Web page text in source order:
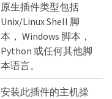
原生插件类型包括
Unix/Linux Shell 脚
本， Windows 脚本，
Python 或任何其他脚
本语言。
安装此插件的主机操